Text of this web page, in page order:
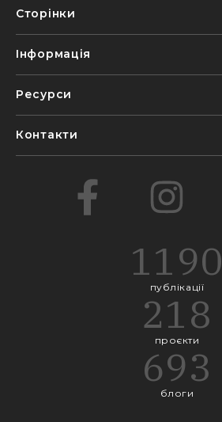
Сторінки
Інформація
Ресурси
Контакти
1190
публікації
218
проєкти
693
блоги